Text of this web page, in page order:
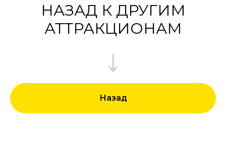
НАЗАД К ДРУГИМ
АТТРАКЦИОНАМ
Назад